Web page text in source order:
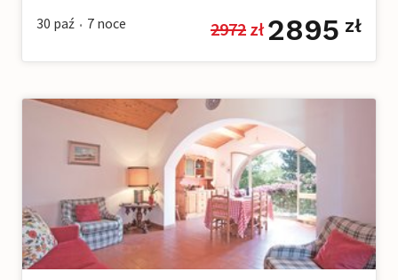
30 paź • 7 noce 2972 zł 2895 zł